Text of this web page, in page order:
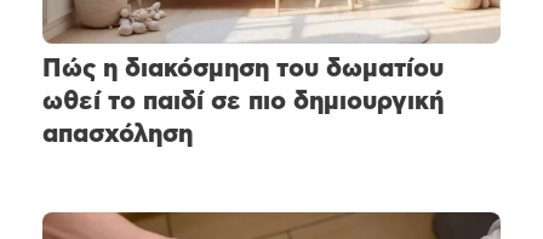
Πώς η διακόσμηση του δωματίου
ωθεί το παιδί σε πιο δημιουργική
απασχόληση